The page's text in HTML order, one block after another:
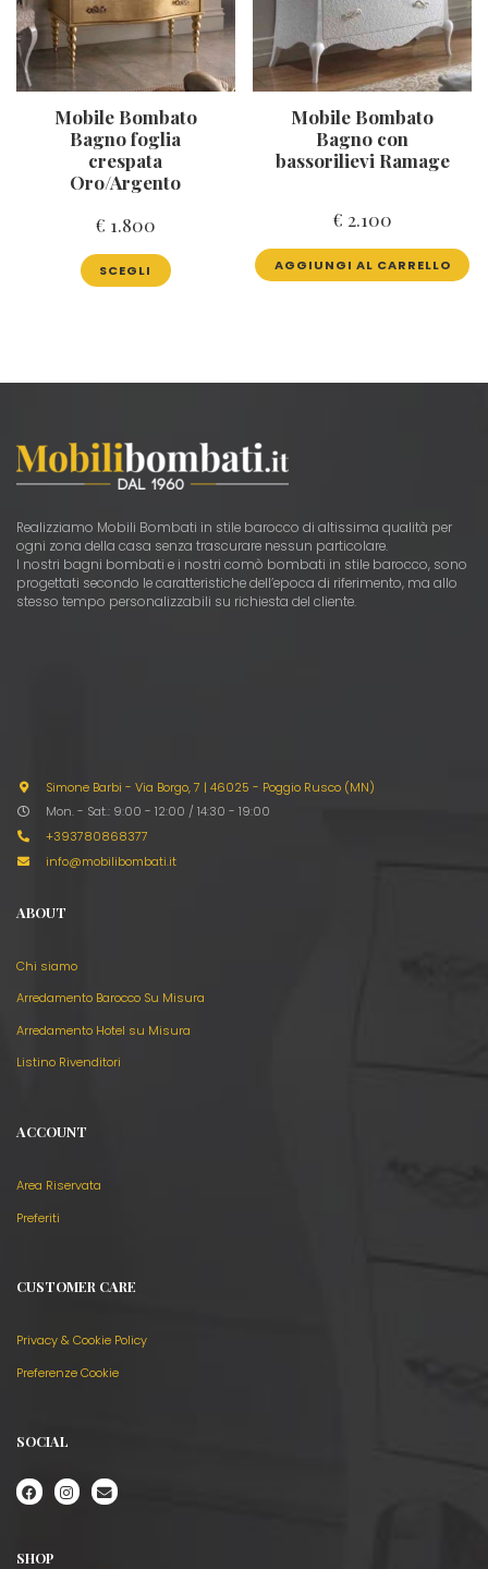
Mobile Bombato
Bagno foglia
crespata
Oro/Argento
€ 1.800
SCEGLI
prodotto
opzioni
scelte
nella
pagina
prodotto
Mobile Bombato
Bagno con
bassorilievi Ramage
€ 2.100
AGGIUNGI AL CARRELLO
Realizziamo Mobili Bombati in stile barocco di altissima qualità per
ogni zona della casa senza trascurare nessun particolare.
I nostri bagni bombati e i nostri comò bombati in stile barocco, sono
progettati secondo le caratteristiche dell’epoca di riferimento, ma allo
stesso tempo personalizzabili su richiesta del cliente.
Simone Barbi - Via Borgo, 7 |46025 - Poggio Rusco (MN)
Mon. - Sat.: 9:00 - 12:00 / 14:30 - 19:00
+393780868377
info@mobilibombati.it
ABOUT
Chi siamo
Arredamento Barocco Su Misura
Arredamento Hotel su Misura
Listino Rivenditori
ACCOUNT
Area Riservata
Preferiti
CUSTOMER CARE
Privacy & Cookie Policy
Preferenze Cookie
SOCIAL
SHOP